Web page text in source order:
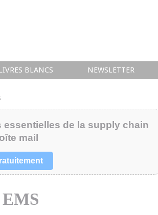
LIVRES BLANCS NEWSLETTER
essentielles de la supply chain
mail